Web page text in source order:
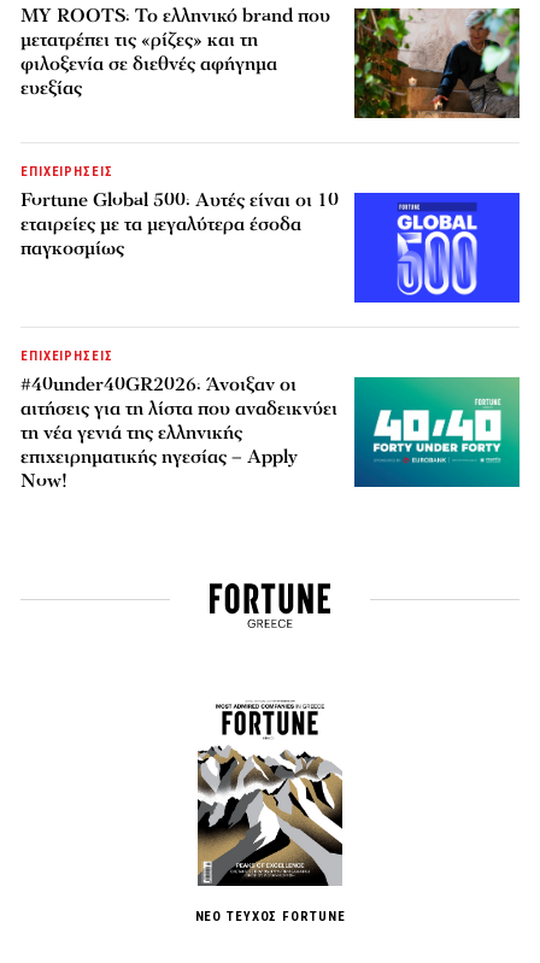
MY ROOTS: Το ελληνικό brand που
μετατρέπει τις «ρίζες» και τη
φιλοξενία σε διεθνές αφήγημα
ευεξίας
ΕΠΙΧΕΙΡΗΣΕΙΣ
Fortune Global 500: Αυτές είναι οι 10
εταιρείες με τα μεγαλύτερα έσοδα
παγκοσμίως
ΕΠΙΧΕΙΡΗΣΕΙΣ
#40under40GR2026: Άνοιξαν οι
αιτήσεις για τη λίστα που αναδεικνύει
τη νέα γενιά της ελληνικής
επιχειρηματικής ηγεσίας – Apply
Now!
ΝΕΟ ΤΕΥΧΟΣ FORTUNE